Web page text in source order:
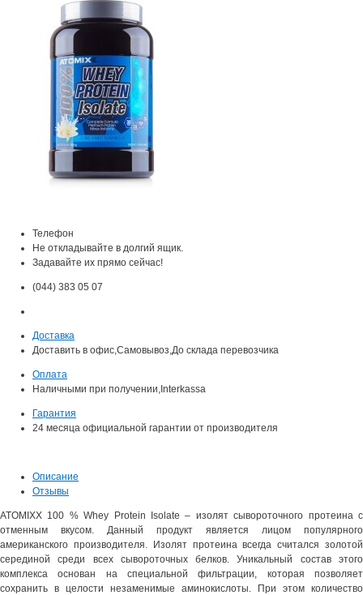
Телефон
Не откладывайте в долгий ящик.
Задавайте их прямо сейчас!
(044) 383 05 07
Доставка
Доставить в офис,Самовывоз,До склада перевозчика
Оплата
Наличными при получении,Interkassa
Гарантия
24 месяца официальной гарантии от производителя
Описание
Отзывы
ATOMIXX 100 % Whey Protein Isolate – изолят сывороточного протеина с
отменным вкусом. Данный продукт является лицом популярного
американского производителя. Изолят протеина всегда считался золотой
серединой среди всех сывороточных белков. Уникальный состав этого
комплекса основан на специальной фильтрации, которая позволяет
сохранить в целости незаменимые аминокислоты. При этом количество